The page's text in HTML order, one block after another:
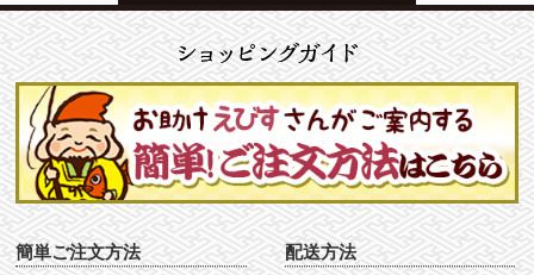
簡単ご注文方法 配送方法